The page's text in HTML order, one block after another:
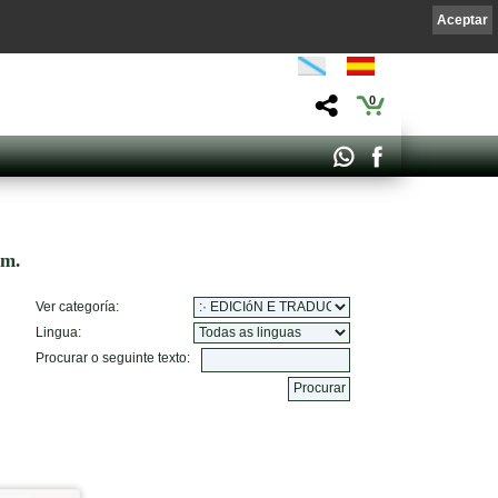
0
Ver categoría:
Lingua:
Procurar o seguinte texto:
Aceptar